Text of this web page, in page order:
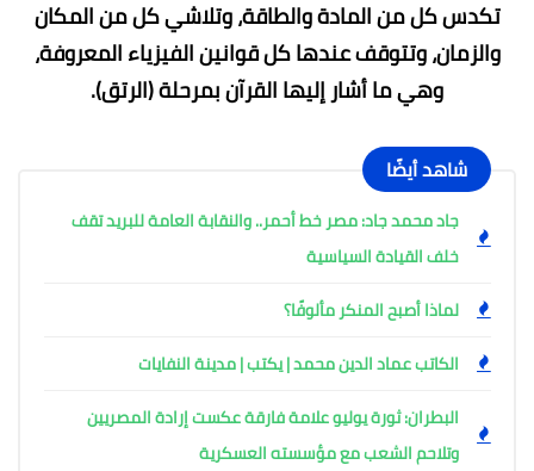
تكدس كل من المادة والطاقة، وتلاشي كل من المكان
والزمان، وتتوقف عندها كل قوانين الفيزياء المعروفة،
وهي ما أشار إليها القرآن بمرحلة (الرتق).
شاهد أيضًا
جاد محمد جاد: مصر خط أحمر.. والنقابة العامة للبريد تقف
خلف القيادة السياسية
لماذا أصبح المنكر مألوفًا؟
الكاتب عماد الدين محمد | يكتب | مدينة النفايات
البطران: ثورة يوليو علامة فارقة عكست إرادة المصريين
وتلاحم الشعب مع مؤسسته العسكرية